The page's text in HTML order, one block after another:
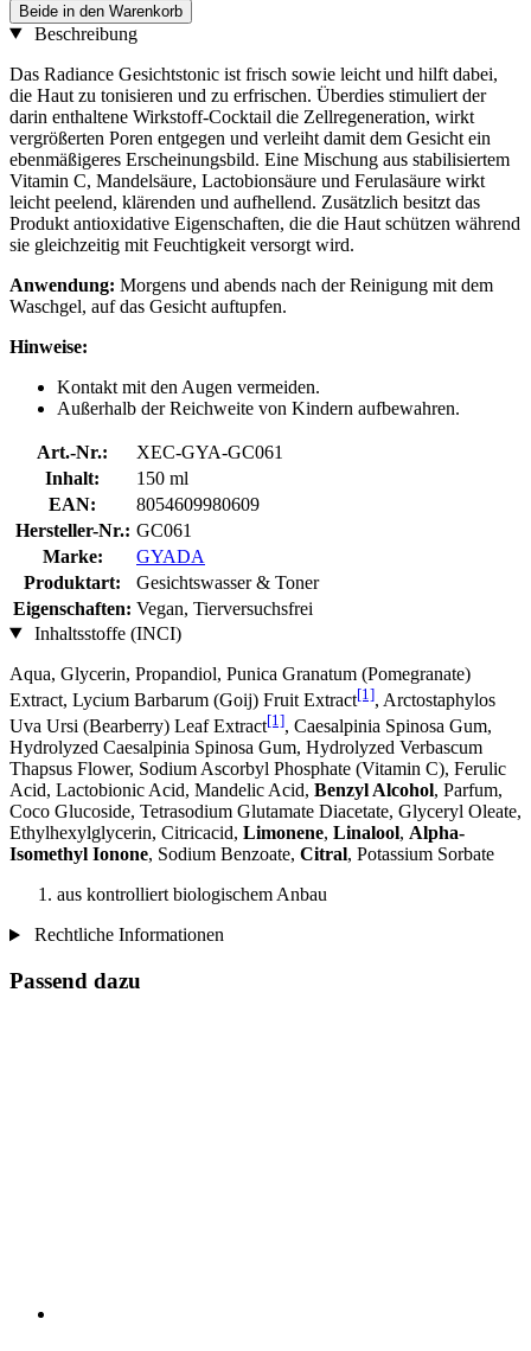
Beide in den Warenkorb
Beschreibung
Das Radiance Gesichtstonic ist frisch sowie leicht und hilft dabei,
die Haut zu tonisieren und zu erfrischen. Überdies stimuliert der
darin enthaltene Wirkstoff-Cocktail die Zellregeneration, wirkt
vergrößerten Poren entgegen und verleiht damit dem Gesicht ein
ebenmäßigeres Erscheinungsbild. Eine Mischung aus stabilisiertem
Vitamin C, Mandelsäure, Lactobionsäure und Ferulasäure wirkt
leicht peelend, klärenden und aufhellend. Zusätzlich besitzt das
Produkt antioxidative Eigenschaften, die die Haut schützen während
sie gleichzeitig mit Feuchtigkeit versorgt wird.
Anwendung: Morgens und abends nach der Reinigung mit dem
Waschgel, auf das Gesicht auftupfen.
Hinweise:
Kontakt mit den Augen vermeiden.
Außerhalb der Reichweite von Kindern aufbewahren.
Art.-Nr.:
XEC-GYA-GC061
Inhalt:
150 ml
EAN:
8054609980609
Hersteller-Nr.: GC061
Marke:
GYADA
Produktart:
Gesichtswasser & Toner
Eigenschaften: Vegan, Tierversuchsfrei
Inhaltsstoffe (INCI)
Aqua, Glycerin, Propandiol, Punica Granatum (Pomegranate)
Extract, Lycium Barbarum (Goij) Fruit Extract[1], Arctostaphylos
Uva Ursi (Bearberry) Leaf Extract[1], Caesalpinia Spinosa Gum,
Hydrolyzed Caesalpinia Spinosa Gum, Hydrolyzed Verbascum
Thapsus Flower, Sodium Ascorbyl Phosphate (Vitamin C), Ferulic
Acid, Lactobionic Acid, Mandelic Acid, Benzyl Alcohol, Parfum,
Coco Glucoside, Tetrasodium Glutamate Diacetate, Glyceryl Oleate,
Ethylhexylglycerin, Citricacid, Limonene, Linalool, Alpha-
Isomethyl Ionone, Sodium Benzoate, Citral, Potassium Sorbate
aus kontrolliert biologischem Anbau
Rechtliche Informationen
Passend dazu